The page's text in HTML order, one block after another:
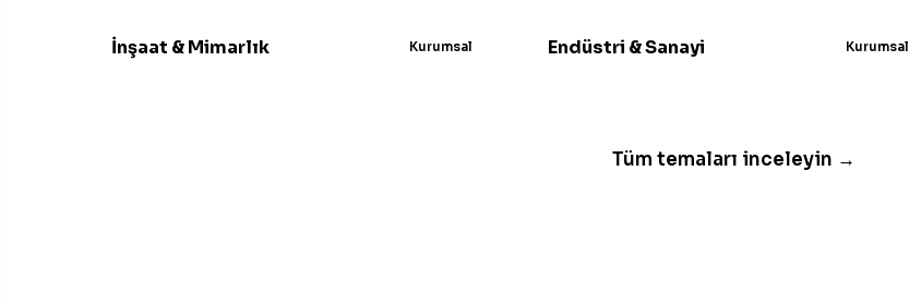
İnşaat & Mimarlık Kurumsal Endüstri & Sanayi Kurumsal
Tüm temaları inceleyin →